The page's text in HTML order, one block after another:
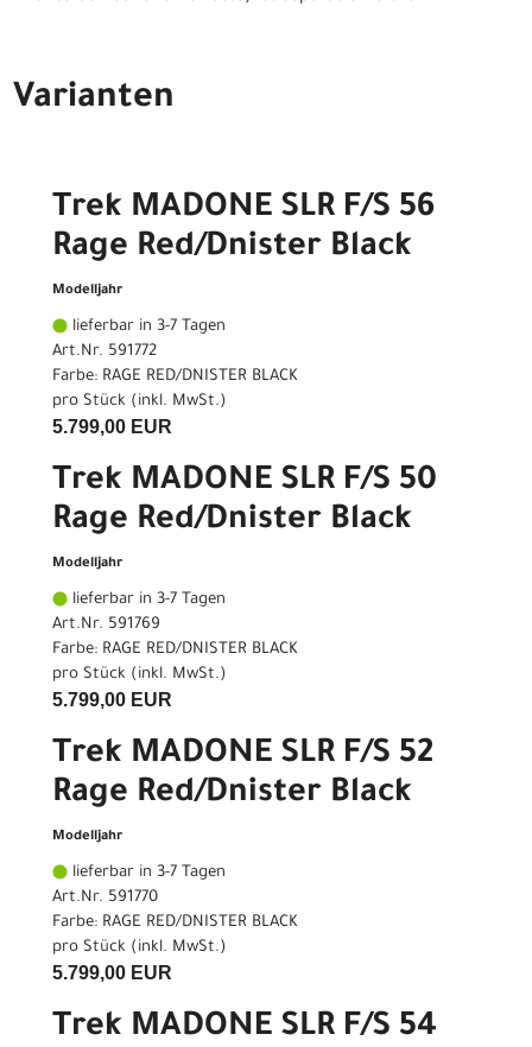
Varianten
Trek MADONE SLR F/S 56
Rage Red/Dnister Black
Modelljahr
lieferbar in 3-7 Tagen
Art.Nr. 591772
Farbe: RAGE RED/DNISTER BLACK
pro Stück (inkl. MwSt.)
5.799,00 EUR
Trek MADONE SLR F/S 50
Rage Red/Dnister Black
Modelljahr
lieferbar in 3-7 Tagen
Art.Nr. 591769
Farbe: RAGE RED/DNISTER BLACK
pro Stück (inkl. MwSt.)
5.799,00 EUR
Trek MADONE SLR F/S 52
Rage Red/Dnister Black
Modelljahr
lieferbar in 3-7 Tagen
Art.Nr. 591770
Farbe: RAGE RED/DNISTER BLACK
pro Stück (inkl. MwSt.)
5.799,00 EUR
Trek MADONE SLR F/S 54